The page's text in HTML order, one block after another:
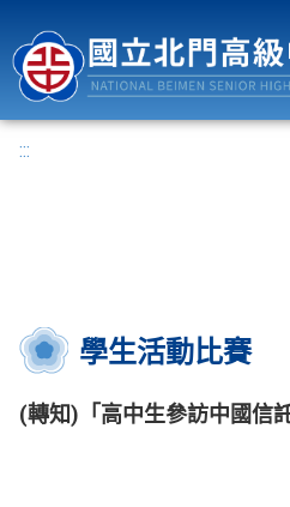
:::
學生活動比賽
(轉知)「高中生參訪中國信